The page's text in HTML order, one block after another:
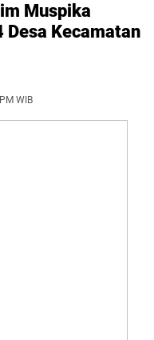
Muspika
Kecamatan
WIB